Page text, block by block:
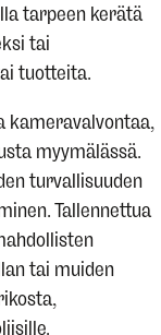
tarpeen kerätä
tai
tuotteita.
kameravalvontaa,
myymälässä.
turvallisuuden
Tallennettua
tai muiden